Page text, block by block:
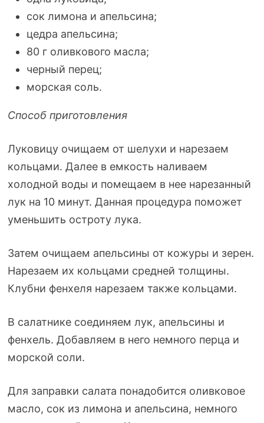
сок лимона и апельсина;
цедра апельсина;
80 г оливкового масла;
черный перец;
морская соль.
Способ приготовления
Луковицу очищаем от шелухи и нарезаем
кольцами. Далее в емкость наливаем
холодной воды и помещаем в нее нарезанный
лук на 10 минут. Данная процедура поможет
уменьшить остроту лука.
Затем очищаем апельсины от кожуры и зерен.
Нарезаем их кольцами средней толщины.
Клубни фенхеля нарезаем также кольцами.
В салатнике соединяем лук, апельсины и
фенхель. Добавляем в него немного перца и
морской соли.
Для заправки салата понадобится оливковое
масло, сок из лимона и апельсина, немного